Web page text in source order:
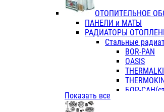
ОТОПИТЕЛЬНОЕ
ПАНЕЛИ и МАТЫ
РАДИАТОРЫ
Стальные
BOR-PAN
OASIS
БОР-
Показать все